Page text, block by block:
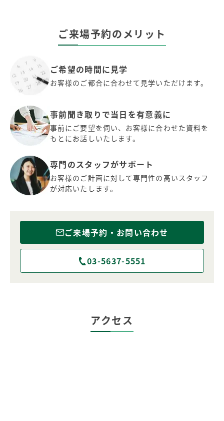
ご来場予約のメリット
ご希望の時間に見学
お客様のご都合に合わせて見学いただけます。
事前聞き取りで当日を有意義に
事前にご要望を伺い、お客様に合わせた資料を
もとにお話しいたします。
専門のスタッフがサポート
お客様のご計画に対して専門性の高いスタッフ
が対応いたします。
ご来場予約・お問い合わせ
03-5637-5551
アクセス